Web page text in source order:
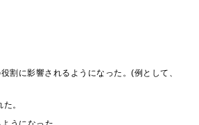
割に影響されるようになった。(例として、
。